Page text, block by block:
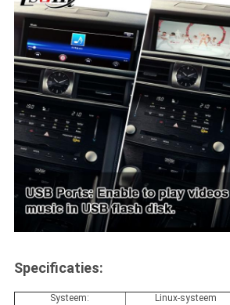
Specificaties:
Systeem:
Linux-systeem